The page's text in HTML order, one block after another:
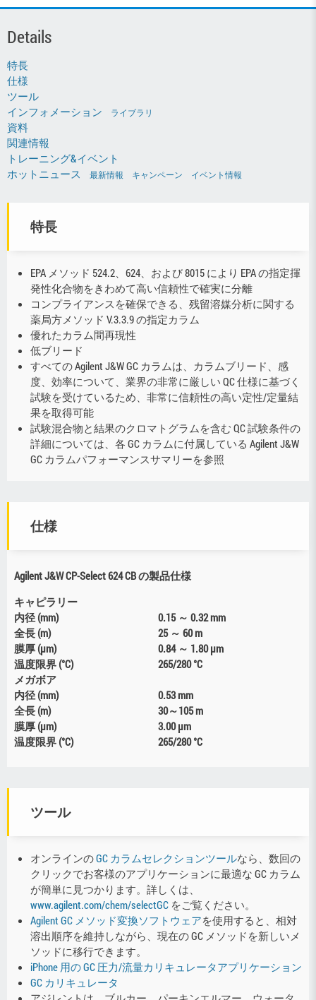
Details
特長
仕様
ツール
インフォメーション
ライブラリ
資料
関連情報
トレーニング&イベント
ホットニュース
最新情報 キャンペーン イベント情報
特長
EPA メソッド 524.2、624、および 8015 により EPA の指定揮
発性化合物をきわめて高い信頼性で確実に分離
コンプライアンスを確保できる、残留溶媒分析に関する
薬局方メソッド V.3.3.9 の指定カラム
優れたカラム間再現性
低ブリード
すべての Agilent J&W GC カラムは、カラムブリード、感
度、効率について、業界の非常に厳しい QC 仕様に基づく
試験を受けているため、非常に信頼性の高い定性/定量結
果を取得可能
試験混合物と結果のクロマトグラムを含む QC 試験条件の
詳細については、各 GC カラムに付属している Agilent J&W
GC カラムパフォーマンスサマリーを参照
仕様
Agilent J&W CP-Select 624 CB の製品仕様
キャピラリー
内径 (mm)
0.15 ～ 0.32 mm
全長 (m)
25 ～ 60 m
膜厚 (µm)
0.84 ～ 1.80 µm
温度限界 (°C)
265/280 °C
メガボア
内径 (mm)
0.53 mm
全長 (m)
30～105 m
膜厚 (µm)
3.00 µm
温度限界 (°C)
265/280 °C
ツール
オンラインのGC カラムセレクションツールなら、数回の
クリックでお客様のアプリケーションに最適な GC カラム
が簡単に見つかります。詳しくは、
www.agilent.com/chem/selectGCをご覧ください。
Agilent GC メソッド変換ソフトウェアを使用すると、相対
溶出順序を維持しながら、現在の GC メソッドを新しいメ
ソッドに移行できます。
iPhone 用の GC 圧力/流量カリキュレータアプリケーション
GC カリキュレータ